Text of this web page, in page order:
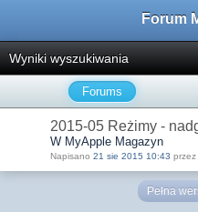
Forum
Wyniki wyszukiwania
Forums
2015-05 Reżimy -
W MyApple Magazyn
Napisano 21 sie 2015 10:43 przez
Pełna